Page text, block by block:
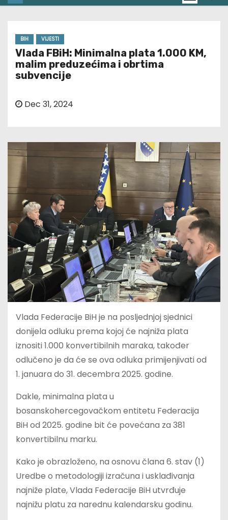
BIH VIJESTI
Vlada FBiH: Minimalna plata 1.000 KM,
malim preduzećima i obrtima
subvencije
Dec 31, 2024
Vlada Federacije BiH je na posljednjoj sjednici
donijela odluku prema kojoj će najniža plata
iznositi 1.000 konvertibilnih maraka, također
odlučeno je da će se ova odluka primijenjivati od
1. januara do 31. decembra 2025. godine.
Dakle, minimalna plata u
bosanskohercegovačkom entitetu Federacija
BiH od 2025. godine bit će povećana za 381
konvertibilnu marku.
Kako je obrazloženo, na osnovu člana 6. stav (1)
Uredbe o metodologiji izračuna i usklađivanja
najniže plate, Vlada Federacije BiH utvrđuje
najnižu platu za narednu kalendarsku godinu.